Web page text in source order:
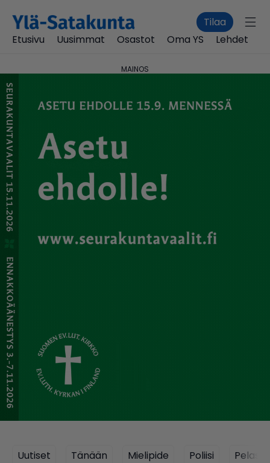
Tilaa
Etusivu
Uusimmat Osastot Oma YS Lehdet
Uutiset Tänään Mielipide Poliisi